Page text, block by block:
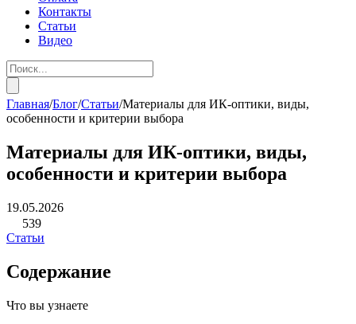
Контакты
Статьи
Видео
Главная/Блог/Cтатьи/Материалы для ИК-оптики, виды,
особенности и критерии выбора
Материалы для ИК-оптики, виды,
особенности и критерии выбора
19.05.2026
539
Cтатьи
Содержание
Что вы узнаете